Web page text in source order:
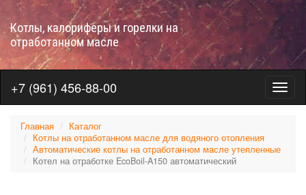
Перейти
основному
содержанию
Котлы, калориферы и горелки на
отработанном масле
Меню
на
+7 (961) 456-88-00
Главная
Каталог
Котлы на отработанном масле для водяного отопления
Автоматические котлы на отработанном масле утепленные
Котел на отработке EcoBoil-A150 автоматический